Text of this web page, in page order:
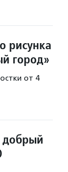
рисунка
город»
от 4